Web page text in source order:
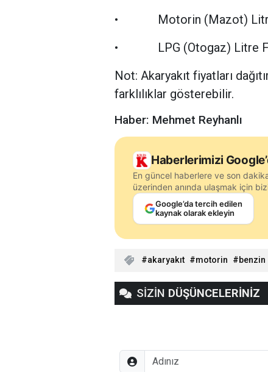
• Motorin (Mazot) Litre
• LPG (Otogaz) Litre
Not: Akaryakıt fiyatları
farklılıklar gösterebilir.
Haber: Mehmet Reyhanlı
Haberlerimizi
En güncel haberlere ve son
üzerinden anında ulaşmak için
Google’da tercih edilen
kaynak olarak ekleyin
akaryakıt motorin benzin
SİZİN DÜŞÜNCELERİNİZ
Adınız